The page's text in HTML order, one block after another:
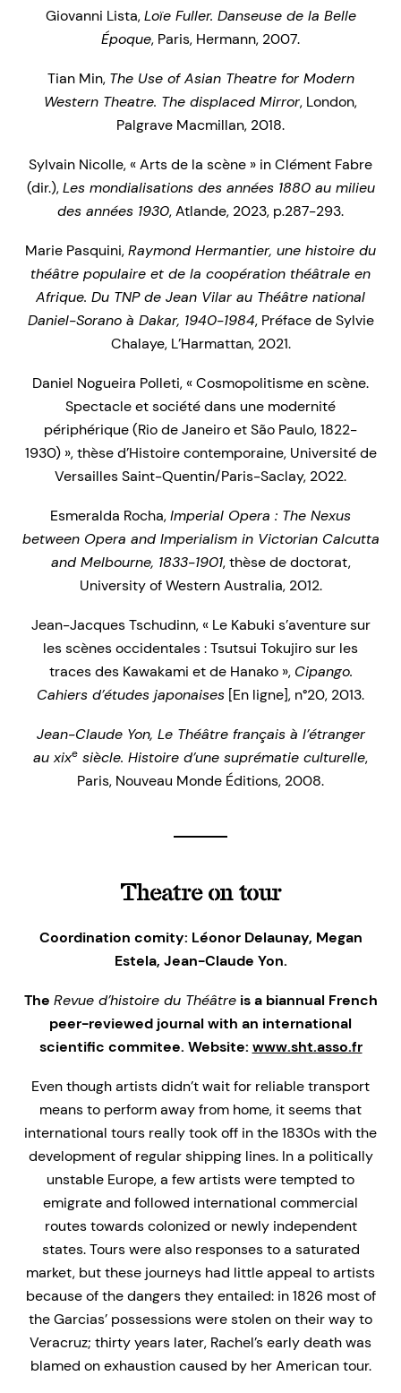
Giovanni Lista,Loïe Fuller. Danseuse de la Belle
Époque, Paris, Hermann, 2007.
Tian Min, The Use of Asian Theatre for Modern
Western Theatre. The displaced Mirror, London,
Palgrave Macmillan, 2018.
Sylvain Nicolle, « Arts de la scène » in Clément Fabre
(dir.),Les mondialisations des années 1880 au milieu
des années 1930, Atlande, 2023, p.287-293.
Marie Pasquini,Raymond Hermantier, une histoire du
théâtre populaire et de la coopération théâtrale en
Afrique. Du TNP de Jean Vilar au Théâtre national
Daniel-Sorano à Dakar, 1940-1984, Préface de Sylvie
Chalaye, L’Harmattan, 2021.
Daniel Nogueira Polleti, « Cosmopolitisme en scène.
Spectacle et société dans une modernité
périphérique (Rio de Janeiro et São Paulo, 1822-
1930) », thèse d’Histoire contemporaine, Université de
Versailles Saint-Quentin/Paris-Saclay, 2022.
Esmeralda Rocha,Imperial Opera : The Nexus
between Opera and Imperialism in Victorian Calcutta
and Melbourne, 1833-1901, thèse de doctorat,
University of Western Australia, 2012.
Jean-Jacques Tschudinn, « Le Kabuki s’aventure sur
les scènes occidentales : Tsutsui Tokujiro sur les
traces des Kawakami et de Hanako », Cipango.
Cahiers d’études japonaises [En ligne], n°20, 2013.
Jean-Claude Yon, Le Théâtre français à l’étranger
au xixe siècle. Histoire d’une suprématie culturelle,
Paris, Nouveau Monde Éditions, 2008.
Theatre on tour
Coordination comity: Léonor Delaunay, Megan
Estela, Jean-Claude Yon.
The Revue d’histoire du Théâtreis a biannual French
peer-reviewed journal with an international
scientific commitee. Website: www.sht.asso.fr
Even though artists didn’t wait for reliable transport
means to perform away from home, it seems that
international tours really took off in the 1830s with the
development of regular shipping lines. In a politically
unstable Europe, a few artists were tempted to
emigrate and followed international commercial
routes towards colonized or newly independent
states. Tours were also responses to a saturated
market, but these journeys had little appeal to artists
because of the dangers they entailed: in 1826 most of
the Garcias’ possessions were stolen on their way to
Veracruz; thirty years later, Rachel’s early death was
blamed on exhaustion caused by her American tour.